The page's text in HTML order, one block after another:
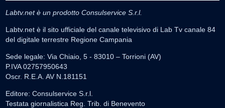
Labtv.net è un prodotto Consulservice S.r.l.
Labtv.net è il sito ufficiale del canale televisivo di Lab Tv canale 84
del digitale terrestre Regione Campania
Sede legale: Via Chiaio, 5 - 83010 – Torrioni (AV)
P.IVA 02757950643
Oscr. R.E.A. AV N.181151
Editore: Consulservice S.r.l.
Testata giornalistica Reg. Trib. di Benevento